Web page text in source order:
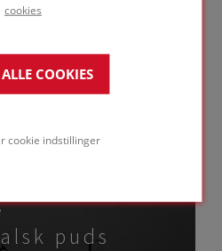
cookies
COOKIES
cookie indstillinger
LØSNING
puds